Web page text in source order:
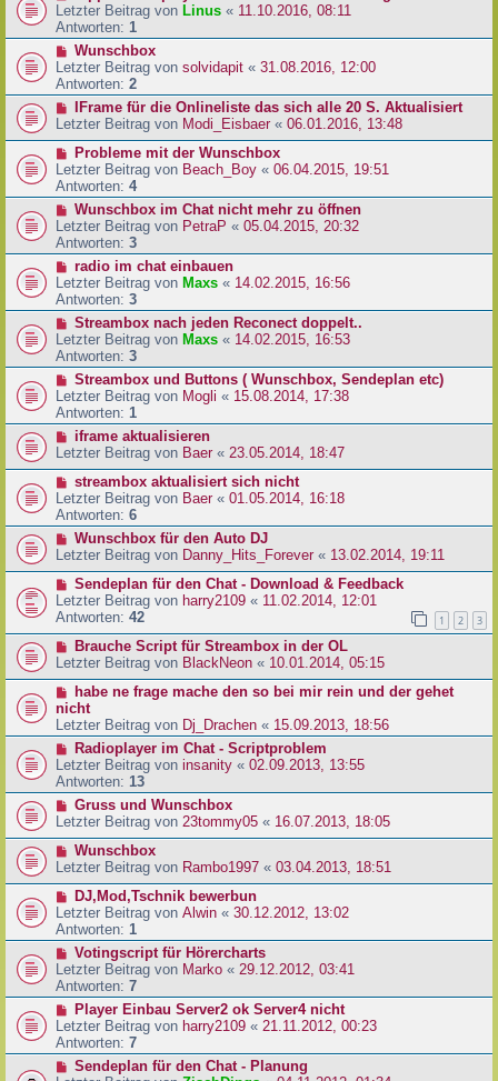
Letzter Beitrag von Linus « 11.10.2016, 08:11
Antworten: 1
Wunschbox
Letzter Beitrag von solvidapit « 31.08.2016, 12:00
Antworten: 2
IFrame für die Onlineliste das sich alle 20 S. Aktualisiert
Letzter Beitrag von Modi_Eisbaer « 06.01.2016, 13:48
Probleme mit der Wunschbox
Letzter Beitrag von Beach_Boy « 06.04.2015, 19:51
Antworten: 4
Wunschbox im Chat nicht mehr zu öffnen
Letzter Beitrag von PetraP « 05.04.2015, 20:32
Antworten: 3
radio im chat einbauen
Letzter Beitrag von Maxs « 14.02.2015, 16:56
Antworten: 3
Streambox nach jeden Reconect doppelt..
Letzter Beitrag von Maxs « 14.02.2015, 16:53
Antworten: 3
Streambox und Buttons ( Wunschbox, Sendeplan etc)
Letzter Beitrag von Mogli « 15.08.2014, 17:38
Antworten: 1
iframe aktualisieren
Letzter Beitrag von Baer « 23.05.2014, 18:47
streambox aktualisiert sich nicht
Letzter Beitrag von Baer« 01.05.2014, 16:18
Antworten: 6
Wunschbox für den Auto DJ
Letzter Beitrag von Danny_Hits_Forever « 13.02.2014, 19:11
Sendeplan für den Chat - Download & Feedback
Letzter Beitrag von harry2109 « 11.02.2014, 12:01
Antworten: 42 1 2 3
Brauche Script für Streambox in der OL
Letzter Beitrag von BlackNeon « 10.01.2014, 05:15
habe ne frage mache den so bei mir rein und der gehet
nicht
Letzter Beitrag von Dj_Drachen « 15.09.2013, 18:56
Radioplayer im Chat - Scriptproblem
Letzter Beitrag von insanity « 02.09.2013, 13:55
Antworten: 13
Gruss und Wunschbox
Letzter Beitrag von 23tommy05 « 16.07.2013, 18:05
Wunschbox
Letzter Beitrag von Rambo1997 « 03.04.2013, 18:51
DJ,Mod,Tschnik bewerbun
Letzter Beitrag von Alwin « 30.12.2012, 13:02
Antworten: 1
Votingscript für Hörercharts
Letzter Beitrag von Marko « 29.12.2012, 03:41
Antworten: 7
Player Einbau Server2 ok Server4 nicht
Letzter Beitrag von harry2109 « 21.11.2012, 00:23
Antworten: 7
Sendeplan für den Chat - Planung